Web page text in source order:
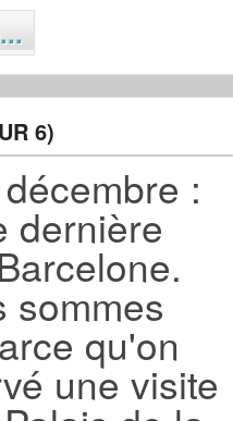
6)
:
dernière
sommes
qu'on
une visite